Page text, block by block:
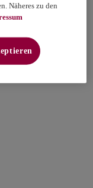
Näheres zu den